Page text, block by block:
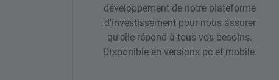
développement de notre plateforme
d'investissement pour nous assurer
qu'elle répond à tous vos besoins.
Disponible en versions pc et mobile.